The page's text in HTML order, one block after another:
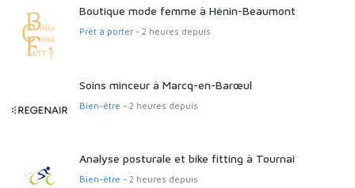
Boutique mode femme à Hénin-Beaumont
Prêt à porter- 2 heures depuis
Soins minceur à Marcq-en-Barœul
Bien-être - 2 heures depuis
Analyse posturale et bike fitting à Tournai
Bien-être - 2 heures depuis